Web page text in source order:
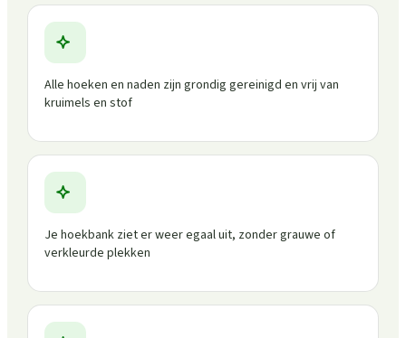
Alle hoeken en naden zijn grondig gereinigd en vrij van
kruimels en stof
Je hoekbank ziet er weer egaal uit, zonder grauwe of
verkleurde plekken